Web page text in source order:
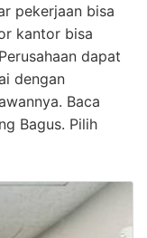
pekerjaan bisa
kantor bisa
dapat
dengan
Baca
Bagus. Pilih